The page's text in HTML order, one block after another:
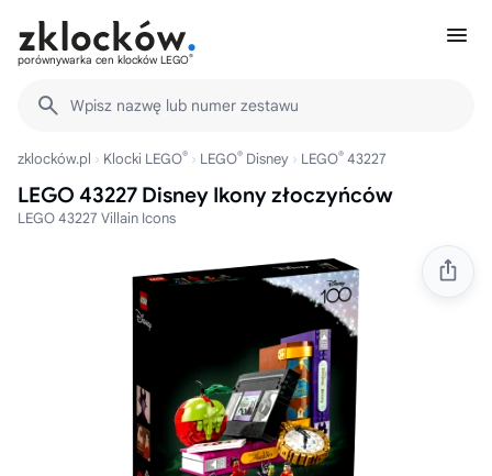
porównywarka cen klocków LEGO®
Wpisz nazwę lub numer zestawu
zklocków.pl Klocki LEGO® LEGO® Disney LEGO® 43227
LEGO 43227 Disney Ikony złoczyńców
LEGO 43227 Villain Icons